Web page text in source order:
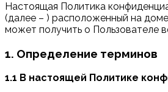
Настоящая Политика
(далее – ) расположенный на
может получить о Пользователе
1. Определение терминов
1.1 В настоящей Политике